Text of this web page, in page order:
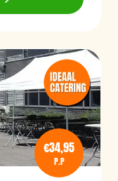
€34,95
P.P